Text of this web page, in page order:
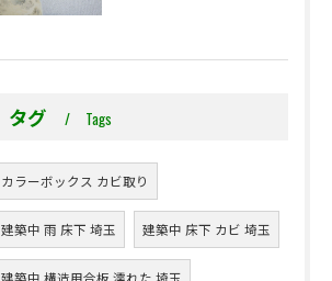
タグ Tags
カラーボックス カビ取り
建築中 雨 床下 埼玉 建築中 床下 カビ 埼玉
建築中 構造用合板 濡れた 埼玉